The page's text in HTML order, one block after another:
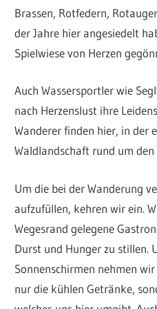
Brassen, Rotfedern,
der Jahre hier angesiedelt
Spielwiese von Herzen
Auch Wassersportler wie
nach Herzenslust ihre
Wanderer finden hier, in der
Waldlandschaft rund um den
Um die bei der Wanderung
aufzufüllen, kehren wir ein.
Wegesrand gelegene
Durst und Hunger zu stillen.
Sonnenschirmen nehmen
nur die kühlen Getränke,